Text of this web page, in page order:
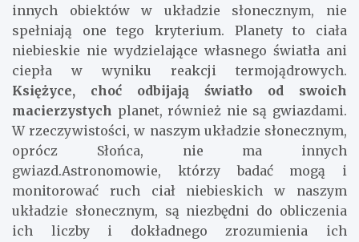
innych obiektów w układzie słonecznym, nie
spełniają one tego kryterium. Planety to ciała
niebieskie nie wydzielające własnego światła ani
ciepła w wyniku reakcji termojądrowych.
Księżyce, choć odbijają światło od swoich
macierzystych planet, również nie są gwiazdami.
W rzeczywistości, w naszym układzie słonecznym,
oprócz Słońca, nie ma innych
gwiazd.Astronomowie, którzy badać mogą i
monitorować ruch ciał niebieskich w naszym
układzie słonecznym, są niezbędni do obliczenia
ich liczby i dokładnego zrozumienia ich